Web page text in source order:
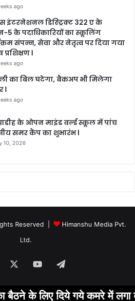
ago
इंटरनेशनल डिस्ट्रिक्ट 322 ए के
5 के पदाधिकारियों का स्कूलिंग
संपन्न, सेवा और नेतृत्व पर दिया गया
प्रशिक्षण l
ago
का बिल घटेगा, बैकअप भी मिलेगा
l
ago
के ओपन माइंड वर्ल्ड स्कूल में पांच
समर कैंप का शुभारंभ l
10, 2026
Reserved |
Himanshu Media Pvt.
Ltd.
YouTubeTelegram
लिए दिये गये कमरे में लगा